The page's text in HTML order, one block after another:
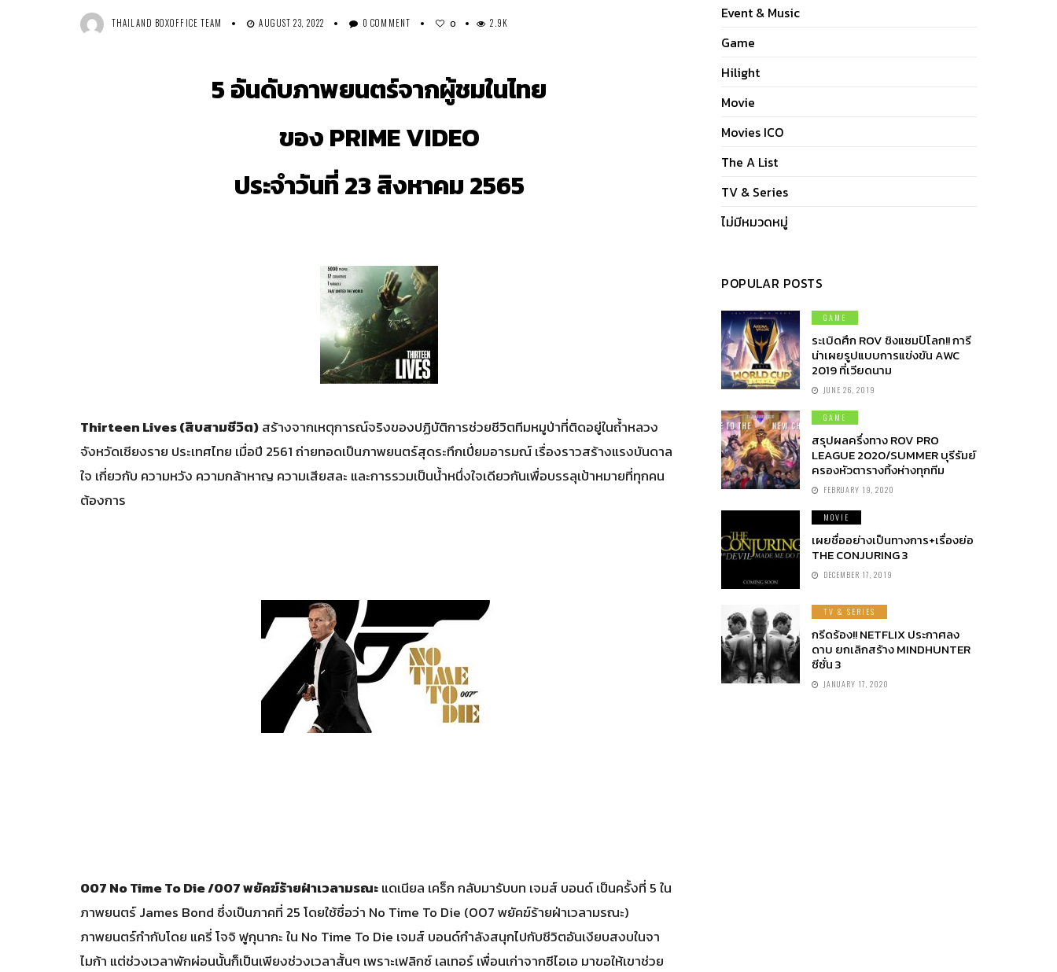
THAILAND BOXOFFICE TEAM AUGUST 23, 2022 0 COMMENT 0 2.9K
5 อันดับภาพยนตร์จากผู้ชมในไทย
ของ PRIME VIDEO
ประจำวันที่ 23 สิงหาคม 2565
Thirteen Lives (สิบสามชีวิต)สร้างจากเหตุการณ์จริงของปฏิบัติการช่วยชีวิตทีมหมูป่าที่ติดอยู่ในถ้ำหลวง
จังหวัดเชียงราย ประเทศไทย เมื่อปี 2561 ถ่ายทอดเป็นภาพยนตร์สุดระทึกเปี่ยมอารมณ์ เรื่องราวสร้างแรงบันดาล
ใจ เกี่ยวกับ ความหวัง ความกล้าหาญ ความเสียสละ และการรวมเป็นน้ำหนึ่งใจเดียวกันเพื่อบรรลุเป้าหมายที่ทุกคน
ต้องการ
007 No Time To Die /007 พยัคฆ์ร้ายฝ่าเวลามรณะแดเนียล เคร็ก กลับมารับบท เจมส์ บอนด์ เป็นครั้งที่ 5 ใน
ภาพยนตร์ James Bond ซึ่งเป็นภาคที่ 25 โดยใช้ชื่อว่า No Time To Die (007 พยัคฆ์ร้ายฝ่าเวลามรณะ)
ภาพยนตร์กำกับโดย แครี่ โจจิ ฟูกุนากะ ใน No Time To Die เจมส์ บอนด์กำลังสนุกไปกับชีวิตอันเงียบสงบในจา
ไมก้า แต่ช่วงเวลาพักผ่อนนั้นก็เป็นเพียงช่วงเวลาสั้นๆ เพราะเฟลิกซ์ เลเทอร์ เพื่อนเก่าจากซีไอเอ มาขอให้เขาช่วย
Event & Music
Game
Hilight
Movie
Movies ICO
The A List
TV & Series
ไม่มีหมวดหมู่
POPULAR POSTS
GAME
ระเบิดศึก ROV ชิงแชมป์โลก!! การี
น่าเผยรูปแบบการแข่งขัน AWC
2019 ที่เวียดนาม
JUNE 26, 2019
GAME
สรุปผลครึ่งทาง ROV PRO
LEAGUE 2020/SUMMER บุรีรัมย์
ครองหัวตารางทิ้งห่างทุกทีม
FEBRUARY 19, 2020
MOVIE
เผยชื่ออย่างเป็นทางการ+เรื่องย่อ
THE CONJURING 3
DECEMBER 17, 2019
TV & SERIES
กรีดร้อง!! NETFLIX ประกาศลง
ดาบ ยกเลิกสร้าง MINDHUNTER
ซีซั่น 3
JANUARY 17, 2020